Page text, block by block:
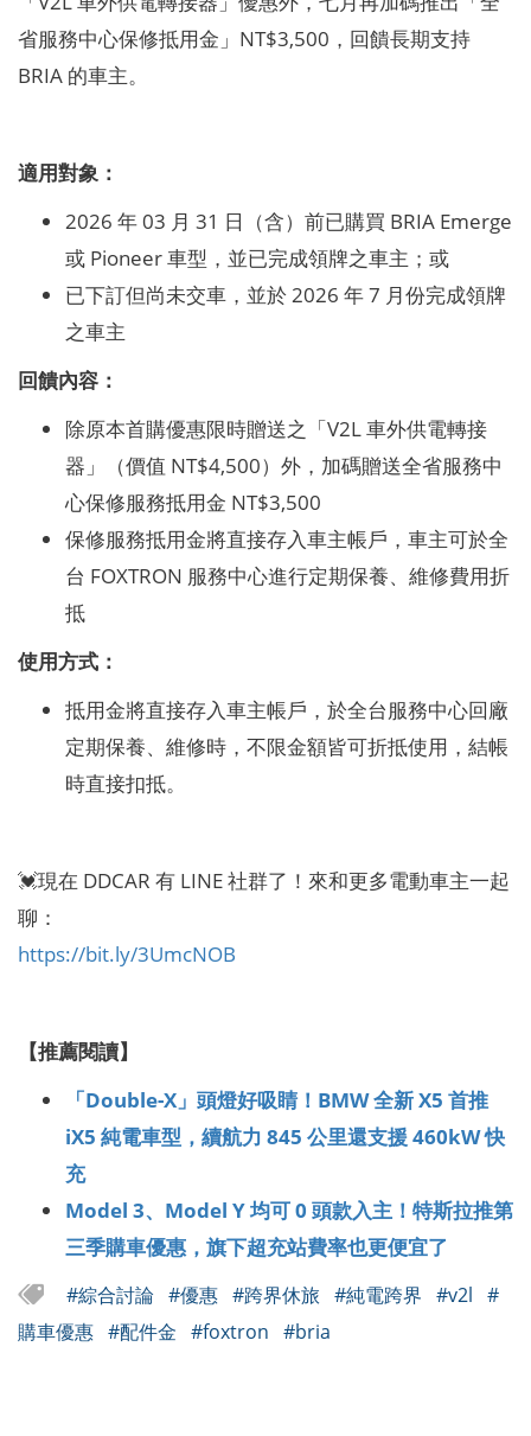
省服務中心保修抵用金」NT$3,500，回饋長期支持
BRIA 的車主。
適用對象：
2026 年 03 月 31 日（含）前已購買 BRIA Emerge
或 Pioneer 車型，並已完成領牌之車主；或
已下訂但尚未交車，並於 2026 年 7 月份完成領牌
之車主
回饋內容：
除原本首購優惠限時贈送之「V2L 車外供電轉接
器」（價值 NT$4,500）外，加碼贈送全省服務中
心保修服務抵用金 NT$3,500
保修服務抵用金將直接存入車主帳戶，車主可於全
台 FOXTRON 服務中心進行定期保養、維修費用折
抵
使用方式：
抵用金將直接存入車主帳戶，於全台服務中心回廠
定期保養、維修時，不限金額皆可折抵使用，結帳
時直接扣抵。
💓現在 DDCAR 有 LINE 社群了！來和更多電動車主一起
聊：
https://bit.ly/3UmcNOB
【推薦閱讀】
「Double-X」頭燈好吸睛！BMW 全新 X5 首推
iX5 純電車型，續航力 845 公里還支援 460kW 快
充
Model 3、Model Y 均可 0 頭款入主！特斯拉推第
三季購車優惠，旗下超充站費率也更便宜了
#綜合討論 #優惠 #跨界休旅 #純電跨界 #v2l #
購車優惠 #配件金 #foxtron #bria